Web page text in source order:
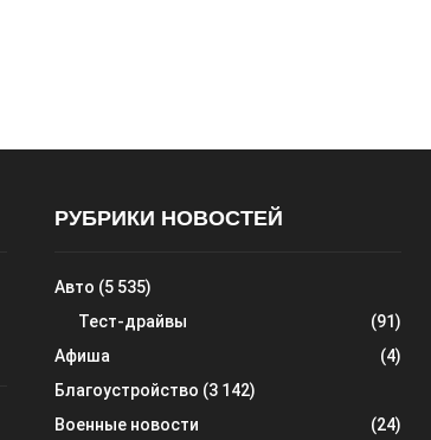
РУБРИКИ НОВОСТЕЙ
Авто (5 535)
Тест-драйвы
(91)
Афиша
(4)
Благоустройство (3 142)
Военные новости
(24)